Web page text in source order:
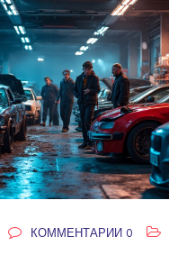
КОММЕНТАРИИ 0